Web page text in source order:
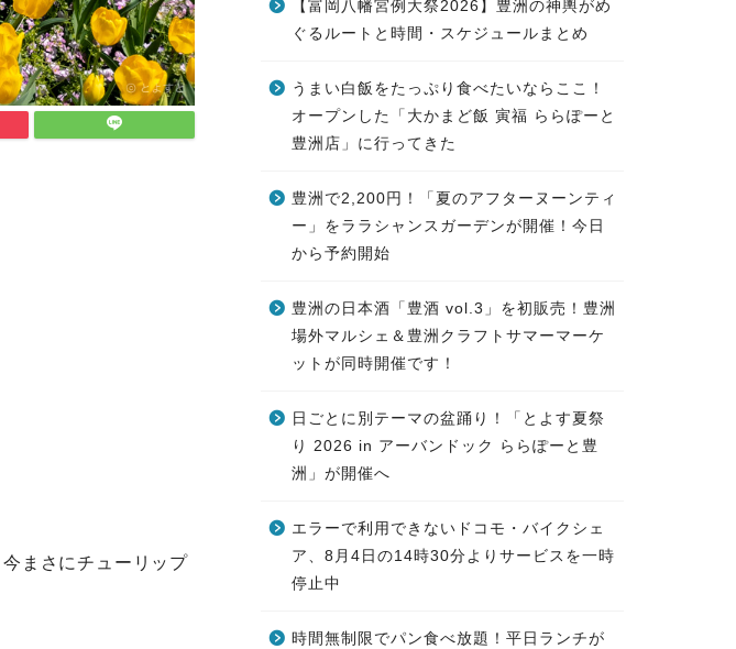
まさにチューリップ
【富岡八幡宮例大祭2026】豊洲の神輿がめ
ぐるルートと時間・スケジュールまとめ
うまい白飯をたっぷり食べたいならここ！
オープンした「大かまど飯 寅福 ららぽーと
豊洲店」に行ってきた
豊洲で2,200円！「夏のアフターヌーンティ
ー」をララシャンスガーデンが開催！今日
から予約開始
豊洲の日本酒「豊酒 vol.3」を初販売！豊洲
場外マルシェ＆豊洲クラフトサマーマーケ
ットが同時開催です！
日ごとに別テーマの盆踊り！「とよす夏祭
り 2026 in アーバンドック ららぽーと豊
洲」が開催へ
エラーで利用できないドコモ・バイクシェ
ア、8月4日の14時30分よりサービスを一時
停止中
時間無制限でパン食べ放題！平日ランチが